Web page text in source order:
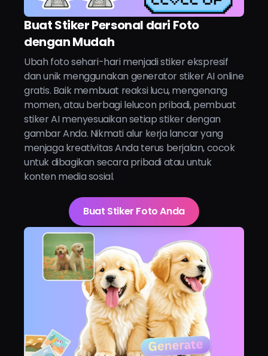
Buat Stiker Personal dari Foto
dengan Mudah
Ubah foto sehari-hari menjadi stiker ekspresif
dan unik menggunakan generator stiker AI online
gratis. Baik membuat reaksi lucu, mengenang
momen, atau berbagi lelucon pribadi, pembuat
stiker AI menyesuaikan setiap stiker dengan
gambar Anda. Nikmati alur kerja lancar yang
menjaga kreativitas Anda terus berjalan, cocok
untuk dibagikan secara pribadi atau untuk
konten media sosial.
Buat Stiker Foto Anda